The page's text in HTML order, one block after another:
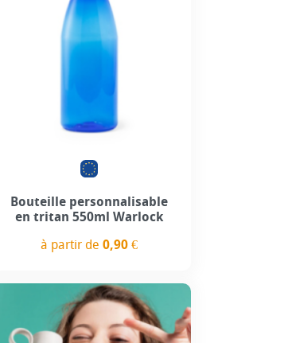
Bouteille personnalisable
en tritan 550ml Warlock
à partir de0,90 €